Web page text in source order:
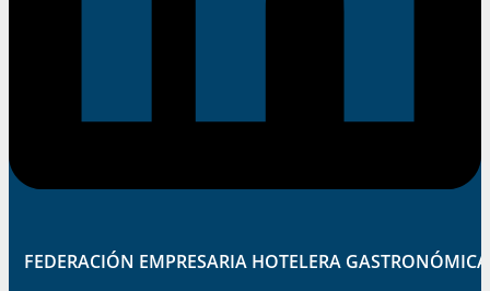
FEDERACIÓN EMPRESARIA HOTELERA